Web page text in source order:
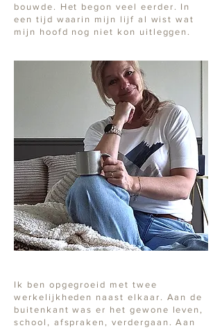
bouwde. Het begon veel eerder. In
een tijd waarin mijn lijf al wist wat
mijn hoofd nog niet kon uitleggen.
Ik ben opgegroeid met twee
werkelijkheden naast elkaar. Aan de
buitenkant was er het gewone leven,
school, afspraken, verdergaan. Aan